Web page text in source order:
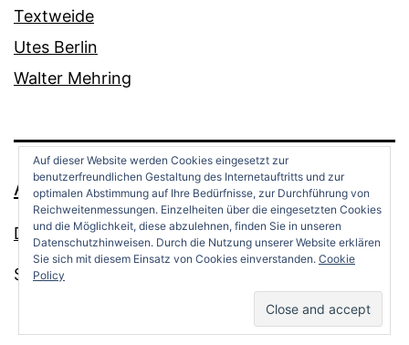
Textweide
Utes Berlin
Walter Mehring
ANDREAS OPPERMANN
Datenschutz
Stolz präsentiert von
Auf dieser Website werden Cookies eingesetzt zur
benutzerfreundlichen Gestaltung des Internetauftritts und zur
optimalen Abstimmung auf Ihre Bedürfnisse, zur Durchführung von
Reichweitenmessungen. Einzelheiten über die eingesetzten Cookies
und die Möglichkeit, diese abzulehnen, finden Sie in unseren
Datenschutzhinweisen. Durch die Nutzung unserer Website erklären
Sie sich mit diesem Einsatz von Cookies einverstanden. Cookie
Policy